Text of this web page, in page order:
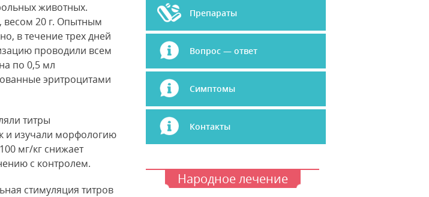
животных.
20 г. Опытным
в течение трех дней
проводили всем
по 0,5 мл
эритроцитами
титры
и изучали морфологию
мг/кг снижает
с контролем.
стимуляция титров
Препараты
Вопрос — ответ
Симптомы
Контакты
Народное лечение